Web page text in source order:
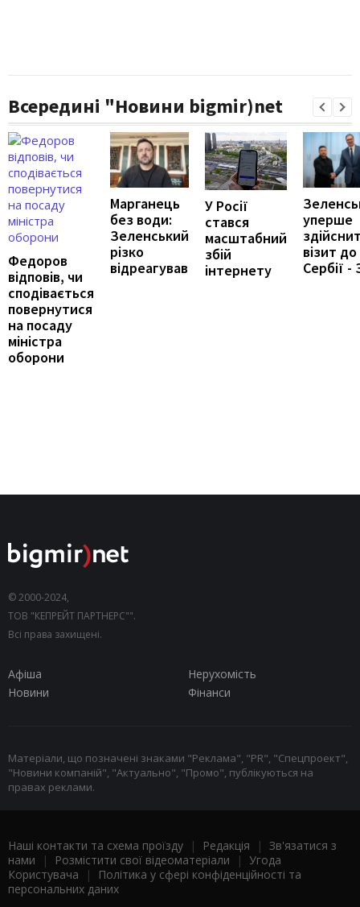
Всередині "Новини bigmir)net
Федоров
відповів, чи
сподівається
повернутися
на посаду
міністра
оборони
Марганець
без води:
Зеленський
різко
відреагував
У Росії
стався
масштабний
збій
інтернету
уперше
візит до
Сербії -
© 2000-2024,
ТОВ "КЕПРЕЙТ ПАРТНЕРС"".
Всі права захищені.
Афіша
Нерухомість
Новини
Фінанси
Матеріали, що позначені знаками "Реклама", "PR", "Спецпроект",
"Новини компаній", "Актуально", "Промо", публікуються на
правах реклами.
Наші контакти та схема проїзду | Редакція | Зв'язатися з
нами | Розмістити свої відеоматеріали | Угода
Користувача |
Політика у сфері конфіденційності та
персональних даних